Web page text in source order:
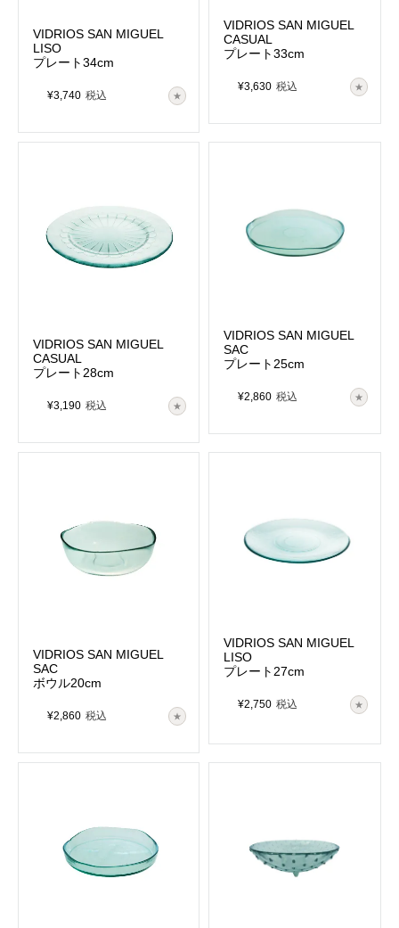
VIDRIOS SAN MIGUEL
LISO
プレート34cm
¥3,740 税込
VIDRIOS SAN MIGUEL
CASUAL
プレート33cm
¥3,630 税込
VIDRIOS SAN MIGUEL
CASUAL
プレート28cm
¥3,190 税込
VIDRIOS SAN MIGUEL
SAC
プレート25cm
¥2,860 税込
VIDRIOS SAN MIGUEL
SAC
ボウル20cm
¥2,860 税込
VIDRIOS SAN MIGUEL
LISO
プレート27cm
¥2,750 税込